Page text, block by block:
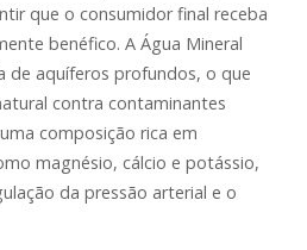
que o consumidor final receba
benéfico. A Água Mineral
de aquíferos profundos, o que
contra contaminantes
composição rica em
magnésio, cálcio e potássio,
da pressão arterial e o